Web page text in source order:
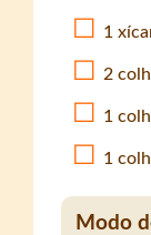
1
2
1
1
Modo